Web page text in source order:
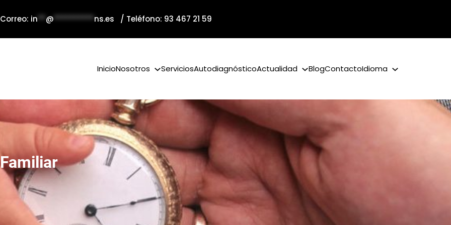
in**@**********ns.es / Teléfono: 93 467 21 59
InicioNosotros ServiciosAutodiagnósticoActualidad BlogContactoIdioma